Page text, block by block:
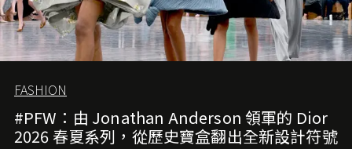
FASHION
#PFW：由 Jonathan Anderson 領軍的 Dior
2026 春夏系列，從歷史寶盒翻出全新設計符號